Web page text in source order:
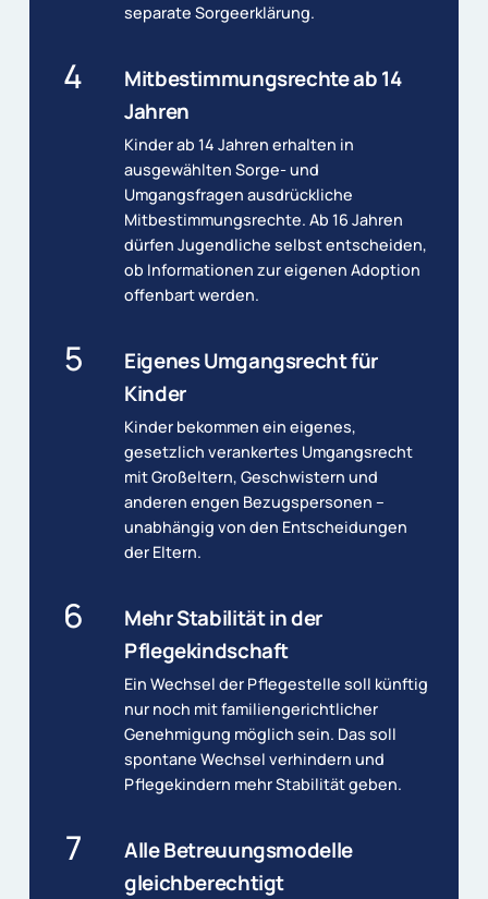
separate Sorgeerklärung.
4
Mitbestimmungsrechte ab 14
Jahren
Kinder ab 14 Jahren erhalten in
ausgewählten Sorge- und
Umgangsfragen ausdrückliche
Mitbestimmungsrechte. Ab 16 Jahren
dürfen Jugendliche selbst entscheiden,
ob Informationen zur eigenen Adoption
offenbart werden.
5
Eigenes Umgangsrecht für
Kinder
Kinder bekommen ein eigenes,
gesetzlich verankertes Umgangsrecht
mit Großeltern, Geschwistern und
anderen engen Bezugspersonen –
unabhängig von den Entscheidungen
der Eltern.
6
Mehr Stabilität in der
Pflegekindschaft
Ein Wechsel der Pflegestelle soll künftig
nur noch mit familiengerichtlicher
Genehmigung möglich sein. Das soll
spontane Wechsel verhindern und
Pflegekindern mehr Stabilität geben.
7
Alle Betreuungsmodelle
gleichberechtigt